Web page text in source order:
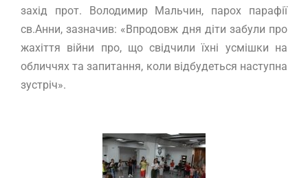
захід прот. Володимир Мальчин, парох парафії
св.Анни, зазначив: «Впродовж дня діти забули про
жахіття війни про, що свідчили їхні усмішки на
обличчях та запитання, коли відбудеться наступна
зустріч».